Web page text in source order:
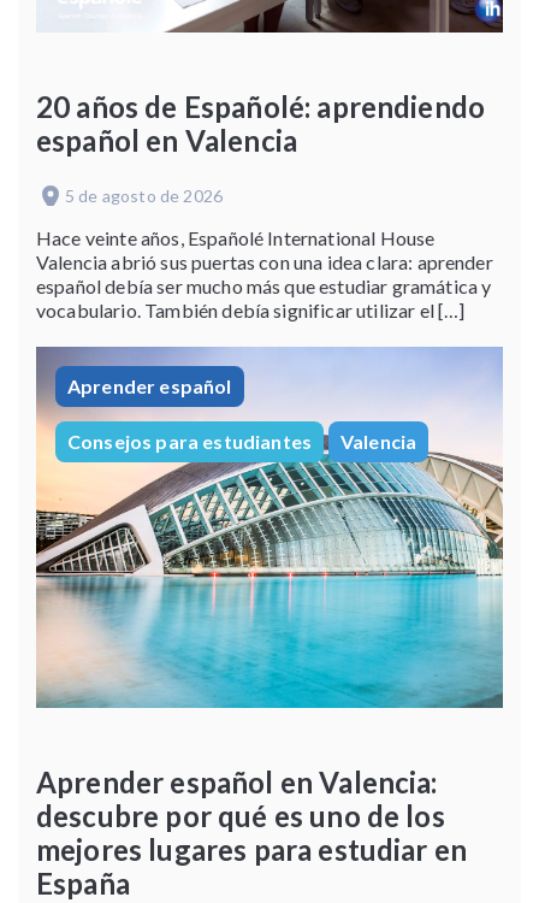
20 años de Españolé: aprendiendo
español en Valencia
5 de agosto de 2026
Hace veinte años, Españolé International House
Valencia abrió sus puertas con una idea clara: aprender
español debía ser mucho más que estudiar gramática y
vocabulario. También debía significar utilizar el […]
Aprender español
Consejos para estudiantes Valencia
Aprender español en Valencia:
descubre por qué es uno de los
mejores lugares para estudiar en
España